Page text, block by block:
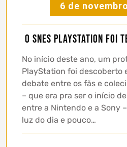
6 de
O SNES PlayStation foi
No início deste ano, um
PlayStation foi descoberto
debate entre os fãs e
– que era pra ser o início
entre a Nintendo e a Sony
luz do dia e pouco…